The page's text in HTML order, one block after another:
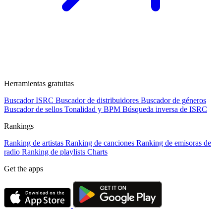
Herramientas gratuitas
Buscador ISRC Buscador de distribuidores Buscador de géneros
Buscador de sellos Tonalidad y BPM Búsqueda inversa de ISRC
Rankings
Ranking de artistas Ranking de canciones Ranking de emisoras de
radio Ranking de playlists Charts
Get the apps